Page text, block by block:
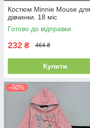
Костюм Minnie Mouse для
дівчинки. 18 міс
Готово до відправки
232 ₴ 464 ₴
Купити
–50%